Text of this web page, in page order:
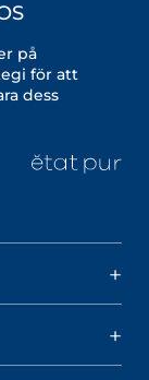
på
för att
dess